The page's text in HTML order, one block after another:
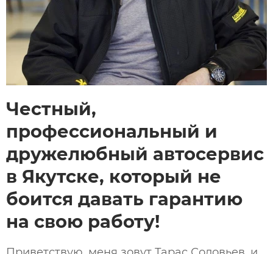
Честный,
профессиональный и
дружелюбный автосервис
в Якутске, который не
боится давать гарантию
на свою работу!